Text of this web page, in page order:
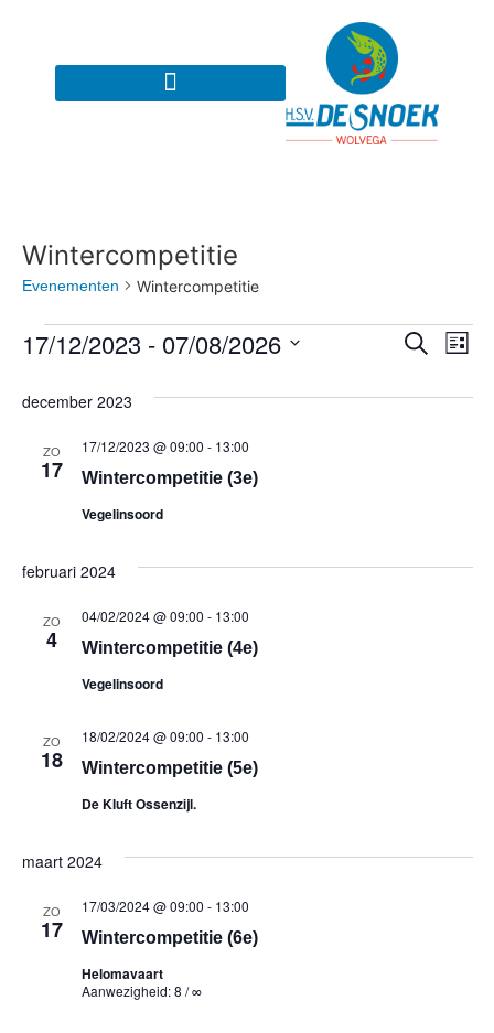
Wintercompetitie
Evenementen Wintercompetitie
Zoeken
Lijst
17/12/2023 - 07/08/2026
datum.
december 2023
ZO
17 Wintercompetitie (3e)
17/12/2023 @ 09:00 - 13:00
Vegelinsoord
februari 2024
ZO
4 Wintercompetitie (4e)
04/02/2024 @ 09:00 - 13:00
Vegelinsoord
ZO
18 Wintercompetitie (5e)
18/02/2024 @ 09:00 - 13:00
De Kluft Ossenzijl.
maart 2024
ZO
17 Wintercompetitie (6e)
17/03/2024 @ 09:00 - 13:00
Helomavaart
Aanwezigheid: 8 / ∞